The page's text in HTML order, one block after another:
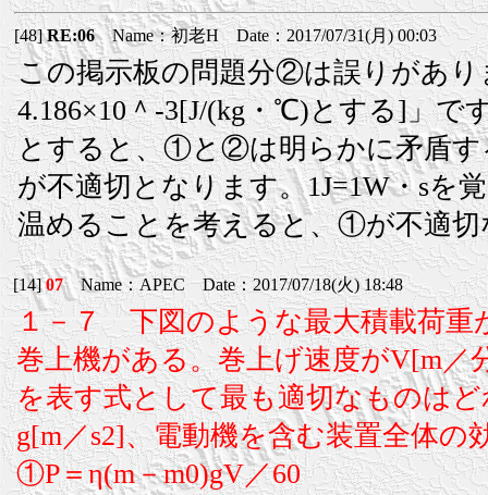
[48]RE:06Name：初老H Date：2017/07/31(月) 00:03
この掲示板の問題分②は誤りがあ
4.186×10＾-3[J/(kg・℃)とする]」で
とすると、①と②は明らかに矛盾す
が不適切となります。1J=1W・sを
温めることを考えると、①が不適
[14]07Name：APEC Date：2017/07/18(火) 18:48
１－７ 下図のような最大積載荷重
巻上機がある。巻上げ速度がV[m／
を表す式として最も適切なものは
g[m／s2]、電動機を含む装置全体の
①P＝η(m－m0)gV／60